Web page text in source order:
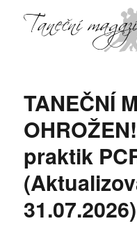
TANEČNÍ
praktik
31.07.2026)